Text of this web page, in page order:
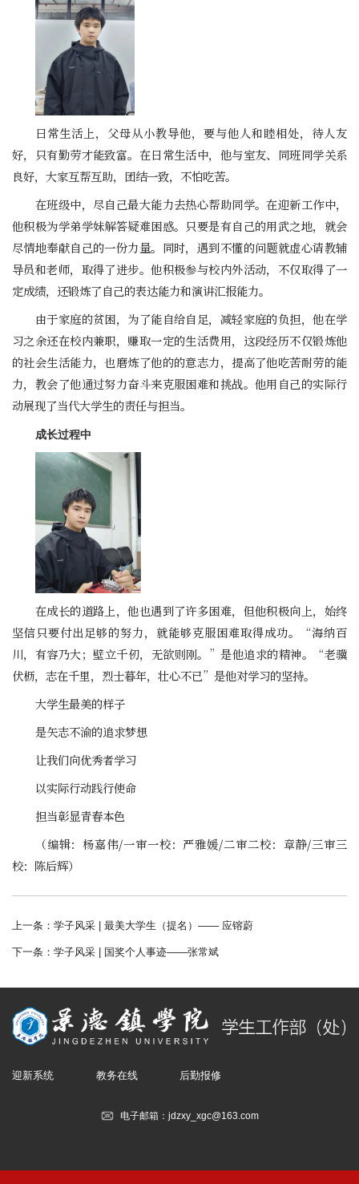
日常生活上，父母从小教导他，要与他人和睦相处，待人友
好，只有勤劳才能致富。在日常生活中，他与室友、同班同学关系
良好，大家互帮互助，团结一致，不怕吃苦。
在班级中，尽自己最大能力去热心帮助同学。在迎新工作中，
他积极为学弟学妹解答疑难困惑。只要是有自己的用武之地，就会
尽情地奉献自己的一份力量。同时，遇到不懂的问题就虚心请教辅
导员和老师，取得了进步。他积极参与校内外活动，不仅取得了一
定成绩，还锻炼了自己的表达能力和演讲汇报能力。
由于家庭的贫困，为了能自给自足，减轻家庭的负担，他在学
习之余还在校内兼职，赚取一定的生活费用，这段经历不仅锻炼他
的社会生活能力，也磨炼了他的的意志力，提高了他吃苦耐劳的能
力，教会了他通过努力奋斗来克服困难和挑战。他用自己的实际行
动展现了当代大学生的责任与担当。
成长过程中
在成长的道路上，他也遇到了许多困难，但他积极向上，始终
坚信只要付出足够的努力，就能够克服困难取得成功。“海纳百
川，有容乃大；壁立千仞，无欲则刚。”是他追求的精神。“老骥
伏枥，志在千里，烈士暮年，壮心不已”是他对学习的坚持。
大学生最美的样子
是矢志不渝的追求梦想
让我们向优秀者学习
以实际行动践行使命
担当彰显青春本色
（编辑：杨嘉伟/一审一校：严雅媛/二审二校：章静/三审三
校：陈后辉）
上一条： 学子风采 | 最美大学生（提名）—— 应镕蔚
下一条： 学子风采 | 国奖个人事迹——张常斌
迎新系统 教务在线 后勤报修
电子邮箱：jdzxy_xgc@163.com